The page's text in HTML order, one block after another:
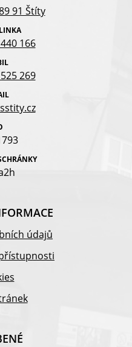
91 Štíty
166
269
údajů